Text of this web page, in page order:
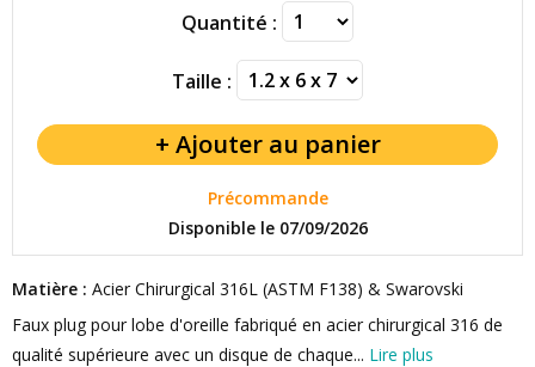
Quantité :
Taille :
Précommande
Disponible le 07/09/2026
Matière : Acier Chirurgical 316L (ASTM F138) & Swarovski
Faux plug pour lobe d'oreille fabriqué en acier chirurgical 316 de
qualité supérieure avec un disque de chaque... Lire plus